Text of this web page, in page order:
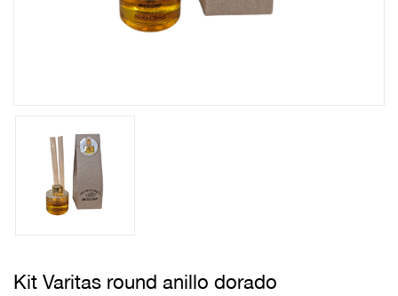
Kit Varitas round anillo dorado